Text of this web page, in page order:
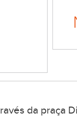
da praça